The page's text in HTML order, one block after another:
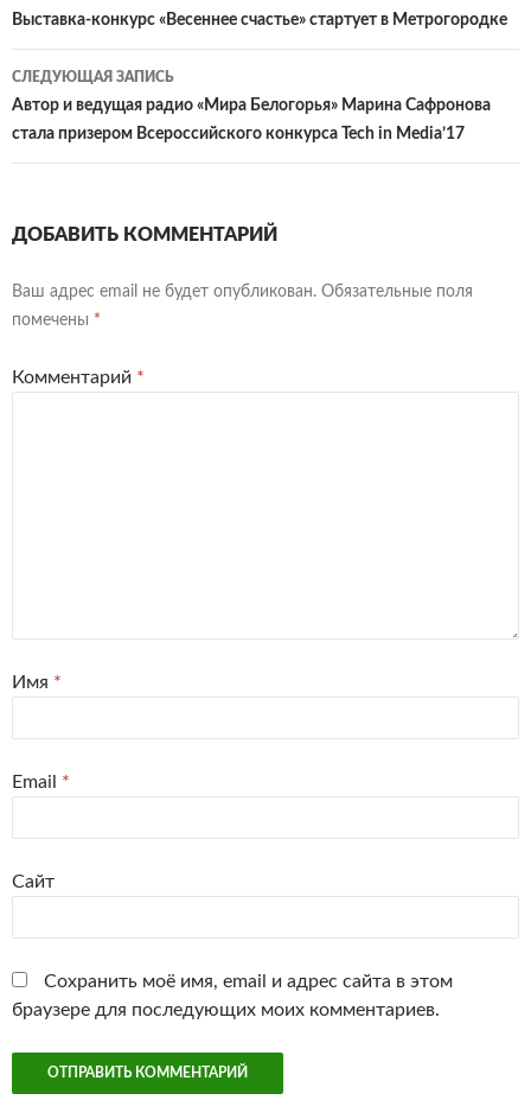
по
записям
Выставка-конкурс «Весеннее счастье» стартует в Метрогородке
СЛЕДУЮЩАЯ ЗАПИСЬ
Автор и ведущая радио «Мира Белогорья» Марина Сафронова
стала призером Всероссийского конкурса Tech in Media’17
ДОБАВИТЬ КОММЕНТАРИЙ
Ваш адрес email не будет опубликован. Обязательные поля
помечены *
Комментарий *
Имя *
Email *
Сайт
Сохранить моё имя, email и адрес сайта в этом
браузере для последующих моих комментариев.